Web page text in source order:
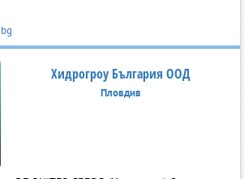
Хидрогроу България ООД
Пловдив